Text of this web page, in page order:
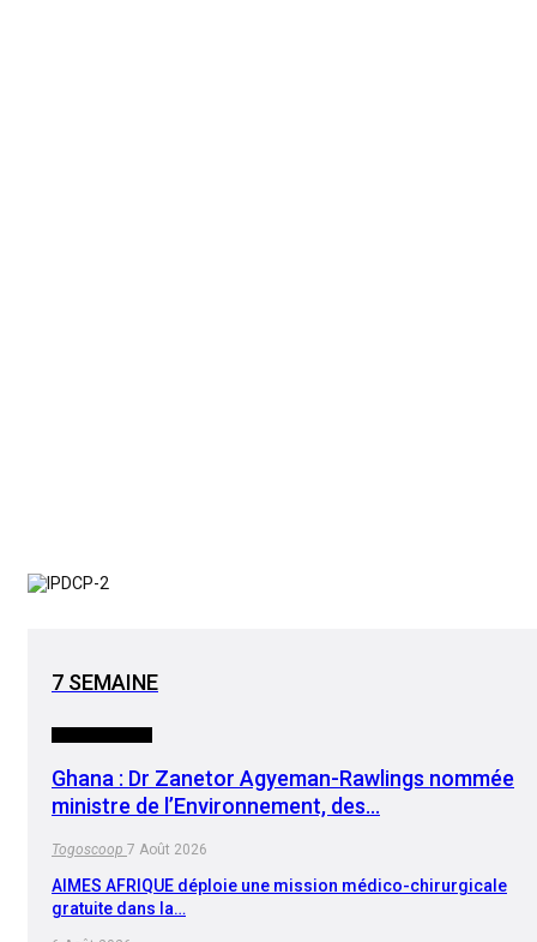
7 SEMAINE
Ghana : Dr Zanetor Agyeman-Rawlings nommée
ministre de l’Environnement, des…
Togoscoop 7 Août 2026
AIMES AFRIQUE déploie une mission médico-chirurgicale
gratuite dans la…